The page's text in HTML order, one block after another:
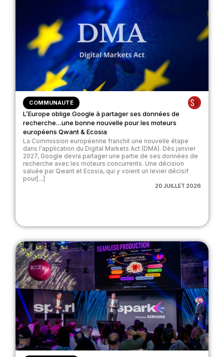
COMMUNAUTÉ
L’Europe oblige Google à partager ses données de
recherche…une bonne nouvelle pour les moteurs
européens Qwant & Ecosia
La Commission européenne franchit une nouvelle étape
dans l'application du Digital Markets Act (DMA). Dès janvier
2027, Google devra partager une partie de ses données de
recherche avec les moteurs concurrents. Une décision
saluée par Qwant et Ecosia, qui y voient un levier décisif
pour[...]
20 JUILLET 2026